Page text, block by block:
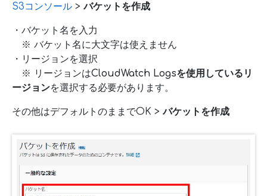
S3コンソール >バケットを作成
・バケット名を入力
※ バケット名に大文字は使えません
・リージョンを選択
※ リージョンはCloudWatch Logsを使用しているリ
ージョンを選択する必要があります。
その他はデフォルトのままでOK >バケットを作成